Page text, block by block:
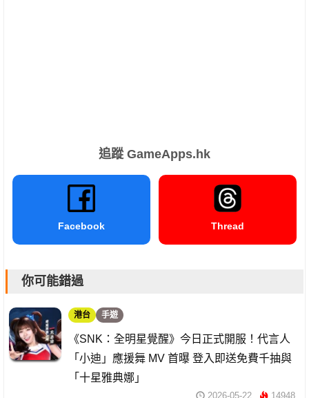
追蹤 GameApps.hk
Facebook Thread
你可能錯過
港台 手遊
《SNK：全明星覺醒》今日正式開服！代言人
「小迪」應援舞 MV 首曝 登入即送免費千抽與
「十星雅典娜」
2026-05-22 14948